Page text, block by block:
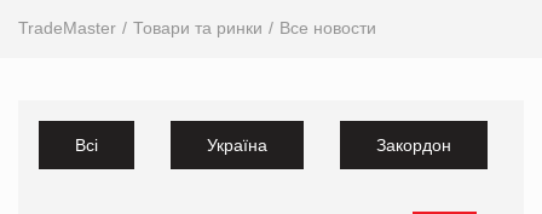
TradeMaster Товари та ринки Все новости
Всі Україна Закордон